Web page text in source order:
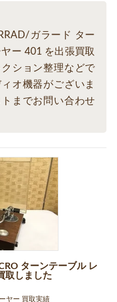
ガラード ター
ー 401 を出張買取
ション整理などで
オ機器がございま
までお問い合わせ
ターンテーブル レ
取しました
ヤー 買取実績